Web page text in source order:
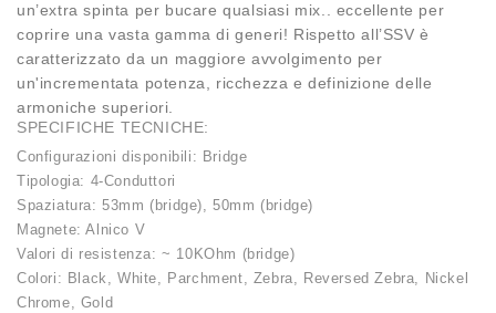
un’extra spinta per bucare qualsiasi mix.. eccellente per
coprire una vasta gamma di generi! Rispetto all’SSV è
caratterizzato da un maggiore avvolgimento per
un'incrementata potenza, ricchezza e definizione delle
armoniche superiori.
SPECIFICHE TECNICHE:
Configurazioni disponibili: Bridge
Tipologia: 4-Conduttori
Spaziatura: 53mm (bridge), 50mm (bridge)
Magnete: Alnico V
Valori di resistenza: ~ 10KOhm (bridge)
Colori: Black, White, Parchment, Zebra, Reversed Zebra, Nickel
Chrome, Gold